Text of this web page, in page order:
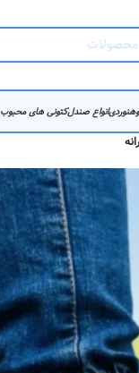
انواع صندلکتونی های محبوب